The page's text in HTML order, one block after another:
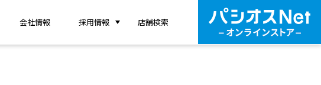
会社情報 採用情報 店舗検索